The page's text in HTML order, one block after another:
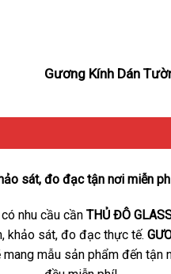
Gương Kính Dán
sát, đo đạc tận nơi miễn
có nhu cầu cầnTHỦ ĐÔ
khảo sát, đo đạc thực tế.
mang mẫu sản phẩm đến tận